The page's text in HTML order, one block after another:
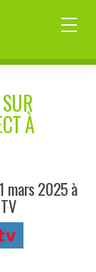
À
mars 2025 à